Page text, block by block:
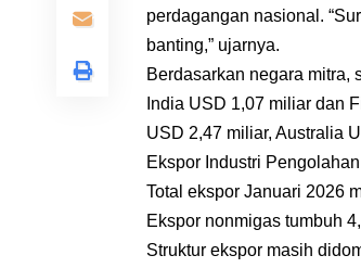
perdagangan nasional.
banting,” ujarnya.
Berdasarkan negara mitra,
India USD 1,07 miliar dan
USD 2,47 miliar, Australia
Ekspor Industri
Total ekspor Januari 2026
Ekspor nonmigas tumbuh
Struktur ekspor masih